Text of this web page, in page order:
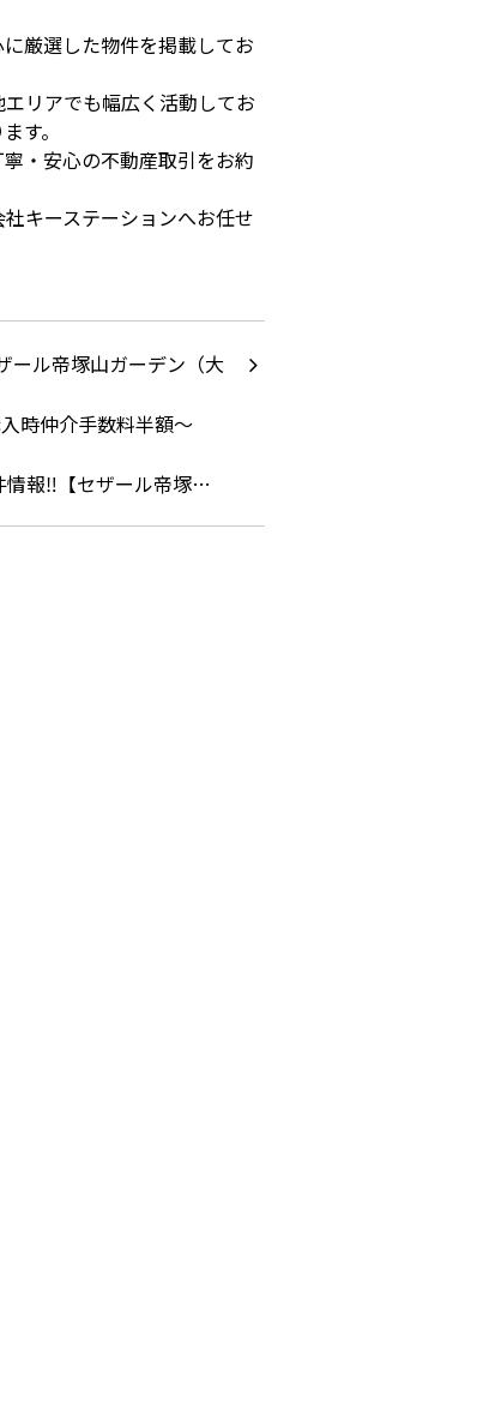
厳選した物件を掲載してお
リアでも幅広く活動してお
す。
・安心の不動産取引をお約
キーステーションへお任せ
情報‼【セザール帝塚…